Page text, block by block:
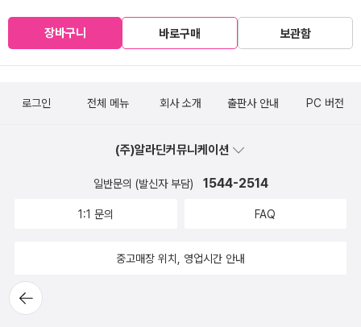
장바구니 바로구매 보관함
뒤로가
기
로그인 전체 메뉴 회사 소개 출판사 안내 PC 버전
(주)알라딘커뮤니케이션
일반문의 (발신자 부담) 1544-2514
1:1 문의 FAQ
중고매장 위치, 영업시간 안내